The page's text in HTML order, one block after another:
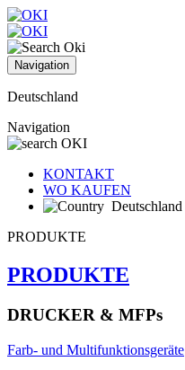
Navigation
Deutschland
Navigation
KONTAKT
WO KAUFEN
Deutschland
PRODUKTE
PRODUKTE
DRUCKER & MFPs
Farb- und Multifunktionsgeräte